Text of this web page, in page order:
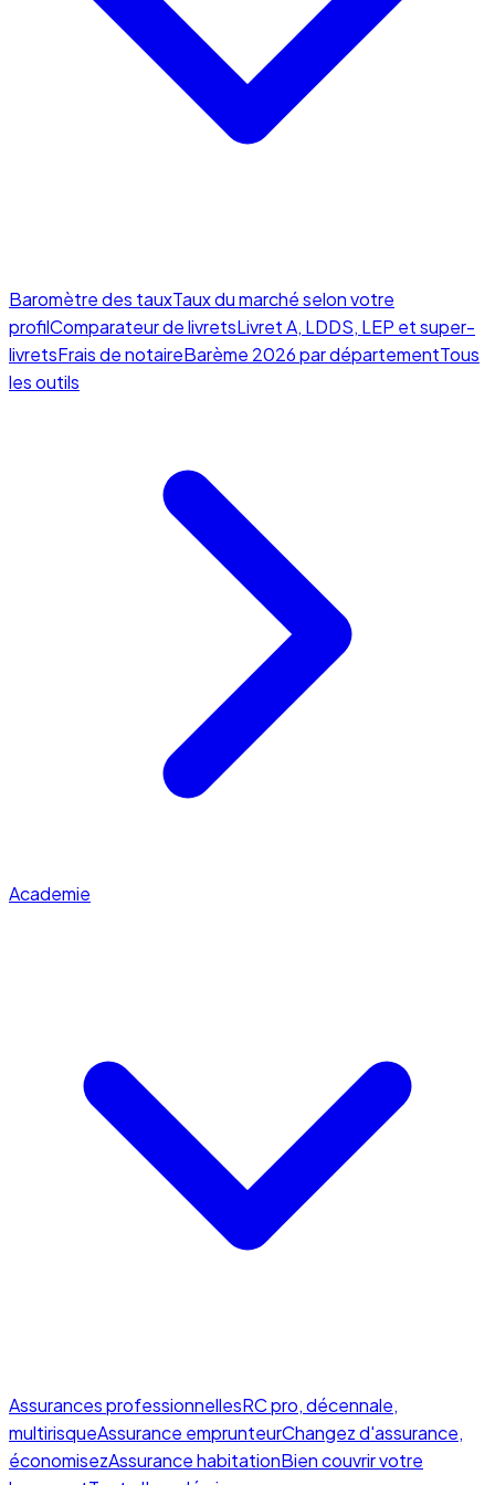
Baromètre des tauxTaux du marché selon votre
profilComparateur de livretsLivret A, LDDS, LEP et super-
livretsFrais de notaireBarème 2026 par départementTous
les outils
Academie
Assurances professionnellesRC pro, décennale,
multirisqueAssurance emprunteurChangez d'assurance,
économisezAssurance habitationBien couvrir votre